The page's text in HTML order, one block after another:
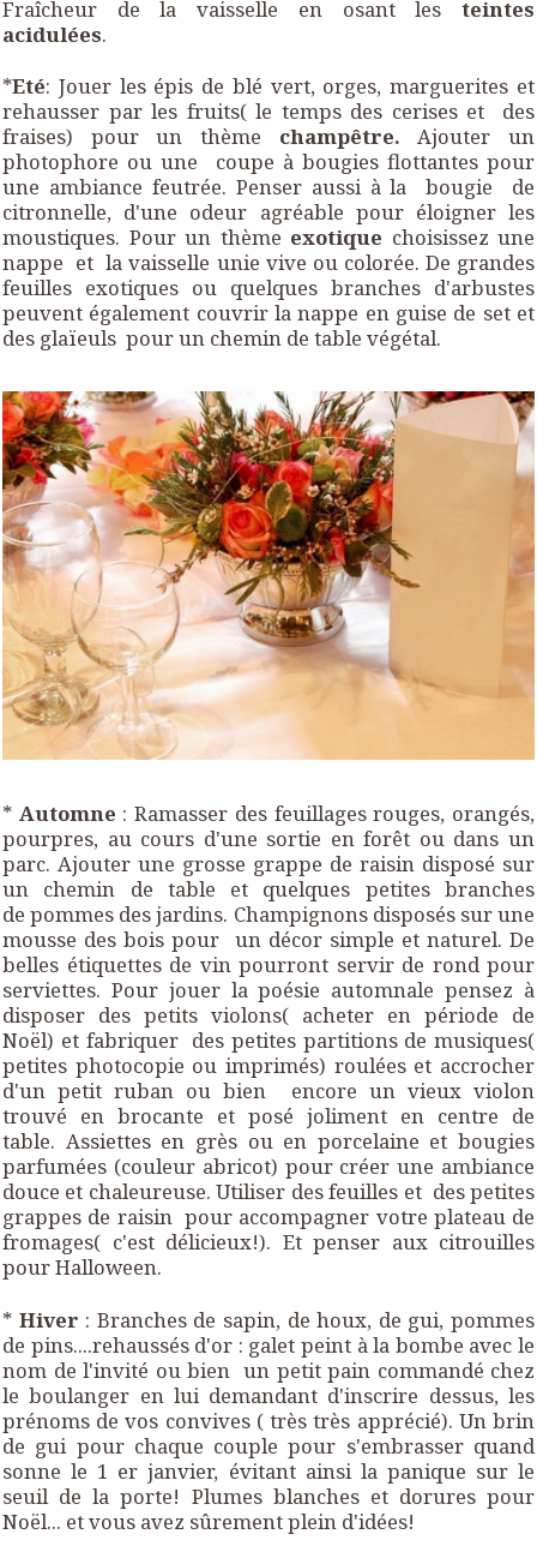
Fraîcheur de la vaisselle en osant les teintes
acidulées.
*Eté: Jouer les épis de blé vert, orges, marguerites et
rehausser par les fruits( le temps des cerises et des
fraises) pour un thème champêtre. Ajouter un
photophore ou une coupe à bougies flottantes pour
une ambiance feutrée. Penser aussi à la bougie de
citronnelle, d'une odeur agréable pour éloigner les
moustiques. Pour un thème exotique choisissez une
nappe et la vaisselle unie vive ou colorée. De grandes
feuilles exotiques ou quelques branches d'arbustes
peuvent également couvrir la nappe en guise de set et
des glaïeuls pour un chemin de table végétal.
* Automne : Ramasser des feuillages rouges, orangés,
pourpres, au cours d'une sortie en forêt ou dans un
parc. Ajouter une grosse grappe de raisin disposé sur
un chemin de table et quelques petites branches
de pommes des jardins. Champignons disposés sur une
mousse des bois pour un décor simple et naturel. De
belles étiquettes de vin pourront servir de rond pour
serviettes. Pour jouer la poésie automnale pensez à
disposer des petits violons( acheter en période de
Noël) et fabriquer des petites partitions de musiques(
petites photocopie ou imprimés) roulées et accrocher
d'un petit ruban ou bien encore un vieux violon
trouvé en brocante et posé joliment en centre de
table. Assiettes en grès ou en porcelaine et bougies
parfumées (couleur abricot) pour créer une ambiance
douce et chaleureuse. Utiliser des feuilles et des petites
grappes de raisin pour accompagner votre plateau de
fromages( c'est délicieux!). Et penser aux citrouilles
pour Halloween.
* Hiver : Branches de sapin, de houx, de gui, pommes
de pins....rehaussés d'or : galet peint à la bombe avec le
nom de l'invité ou bien un petit pain commandé chez
le boulanger en lui demandant d'inscrire dessus, les
prénoms de vos convives ( très très apprécié). Un brin
de gui pour chaque couple pour s'embrasser quand
sonne le 1 er janvier, évitant ainsi la panique sur le
seuil de la porte! Plumes blanches et dorures pour
Noël... et vous avez sûrement plein d'idées!